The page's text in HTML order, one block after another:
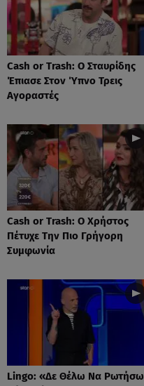
Cash or Trash: Ο Σταυρίδης
Έπιασε Στον Ύπνο Τρεις
Αγοραστές
Cash or Trash: Ο Χρήστος
Πέτυχε Την Πιο Γρήγορη
Συμφωνία
Lingo: «Δε Θέλω Να Ρωτήσω